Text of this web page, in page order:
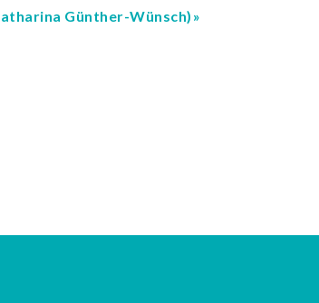
Günther-Wünsch)